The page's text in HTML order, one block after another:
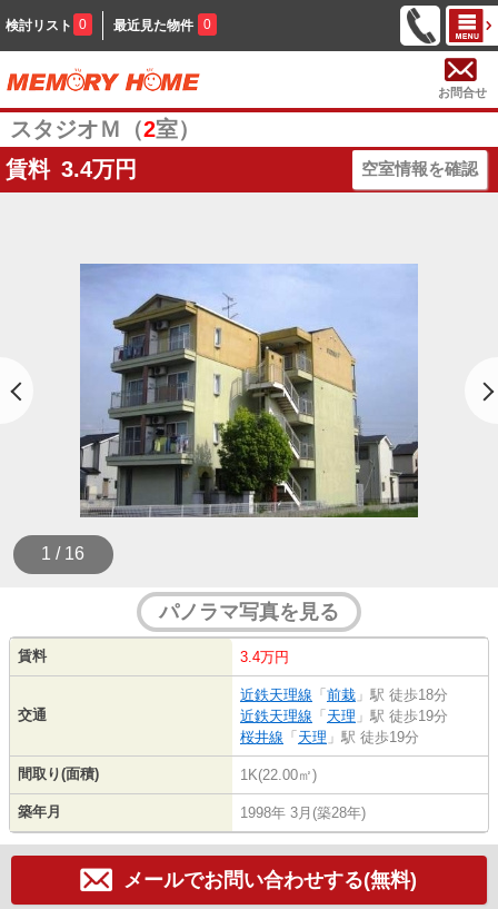
検討リスト 0 最近見た物件 0
お問合せ
スタジオＭ（2室）
賃料 3.4万円 空室情報を確認
1 / 16
パノラマ写真を見る
賃料 3.4万円
交通
近鉄天理線 「 前栽 」駅 徒歩18分
近鉄天理線 「 天理 」駅 徒歩19分
桜井線 「 天理 」駅 徒歩19分
間取り(面積) 1K(22.00㎡)
築年月 1998年 3月(築28年)
メールでお問い合わせする(無料)